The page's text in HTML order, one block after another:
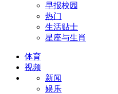
早报校园
热门
生活贴士
星座与生肖
体育
视频
新闻
娱乐